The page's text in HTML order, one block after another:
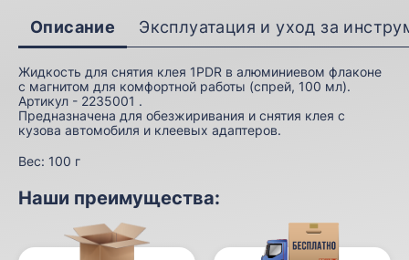
Описание Эксплуатация и уход за
Жидкость для снятия клея 1PDR в алюминиевом флаконе
с магнитом для комфортной работы (спрей, 100 мл).
Артикул - 2235001 .
Предназначена для обезжиривания и снятия клея с
кузова автомобиля и клеевых адаптеров.
Вес: 100 г
Наши преимущества: